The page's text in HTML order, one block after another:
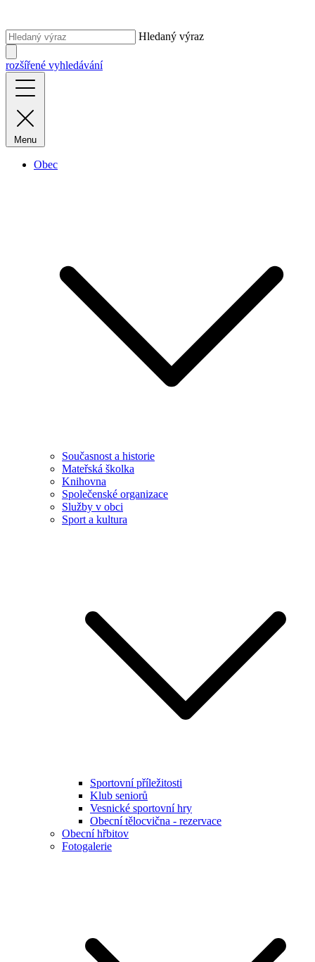
Hledaný výraz
rozšířené vyhledávání
Menu
Obec
Současnost a historie
Mateřská školka
Knihovna
Společenské organizace
Služby v obci
Sport a kultura
Sportovní příležitosti
Klub seniorů
Vesnické sportovní hry
Obecní tělocvična - rezervace
Obecní hřbitov
Fotogalerie